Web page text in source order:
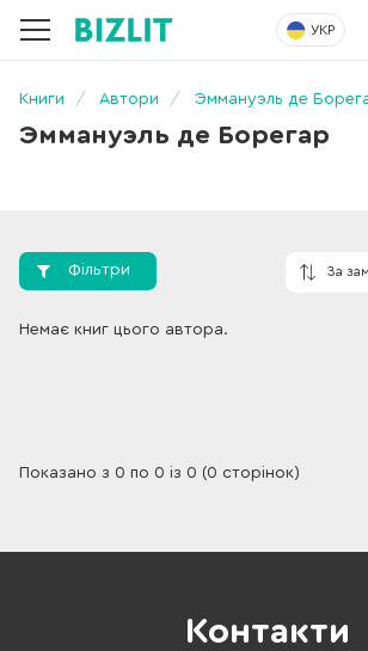
УКР
Книги Автори Эммануэль де
Эммануэль де Борегар
Фільтри
Немає книг цього автора.
Показано з 0 по 0 із 0 (0 сторінок)
Контакти